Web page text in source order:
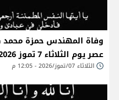
وفاة المهندس حمزة محمد
عصر يوم الثلاثاء 7 تموز 2026
الثلاثاء 07/تموز/2026 - 12:05 م